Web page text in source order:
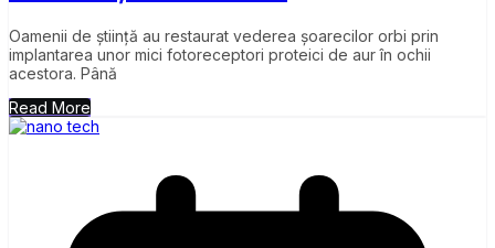
Oamenii de știință au restaurat vederea șoarecilor orbi prin
implantarea unor mici fotoreceptori proteici de aur în ochii
acestora. Până
Read More